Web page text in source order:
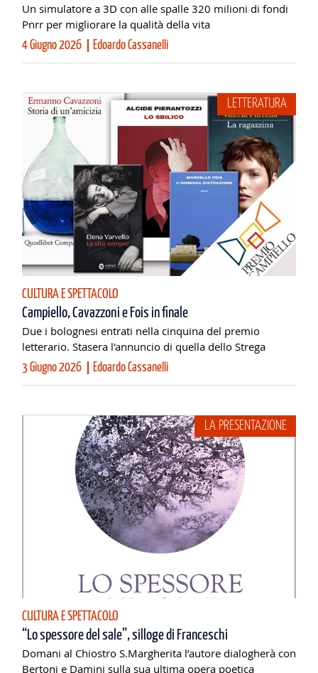
Un simulatore a 3D con alle spalle 320 milioni di fondi
Pnrr per migliorare la qualità della vita
4 Giugno 2026 Edoardo Cassanelli
CULTURA E SPETTACOLO
LETTERATURA
Campiello, Cavazzoni e Fois in finale
Due i bolognesi entrati nella cinquina del premio
letterario. Stasera l'annuncio di quella dello Strega
3 Giugno 2026 Edoardo Cassanelli
CULTURA E SPETTACOLO
LA PRESENTAZIONE
“Lo spessore del sale”, silloge di Franceschi
Domani al Chiostro S.Margherita l’autore dialogherà con
Bertoni e Damini sulla sua ultima opera poetica